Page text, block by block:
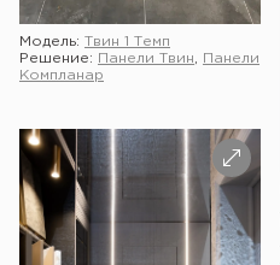
Модель: Твин 1 Темп
Решение:
Панели Твин
Панели
Компланар